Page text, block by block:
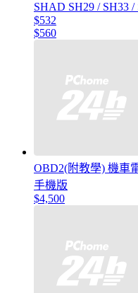
SHAD SH29 / SH33
$532
$560
OBD2(附教學) 機車
手機版
$4,500